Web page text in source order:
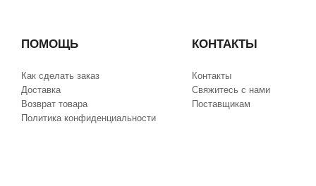
ПОМОЩЬ
Как сделать заказ
Доставка
Возврат товара
Политика конфиденциальности
КОНТАКТЫ
Контакты
Свяжитесь с нами
Поставщикам